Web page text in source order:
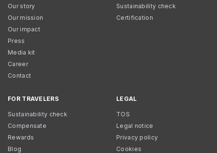
Our story
Our mission
Our impact
Press
Media kit
Career
Contact
Sustainability check
Certification
FOR TRAVELERS
Sustainability check
Compensate
Rewards
Blog
LEGAL
TOS
Legal notice
Privacy policy
Cookies